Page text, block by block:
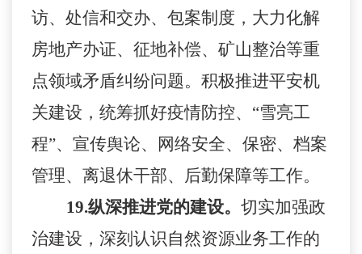
访、处信和交办、包案制度，大力化解
房地产办证、征地补偿、矿山整治等重
点领域矛盾纠纷问题。积极推进平安机
关建设，统筹抓好疫情防控、 “雪亮工
程”、宣传舆论、网络安全、保密、档案
管理、离退休干部、后勤保障等工作。
19.纵深推进党的建设。 切实加强政
治建设，深刻认识自然资源业务工作的